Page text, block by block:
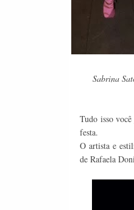
Sabrina
Tudo isso
festa.
O artista e
de Rafaela